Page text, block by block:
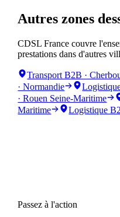
Autres zones
CDSL France couvre
prestations dans d'autres
Transport B2B ·
· Normandie
· Rouen Seine-Maritime
Maritime
Logistique
Passez à l'action